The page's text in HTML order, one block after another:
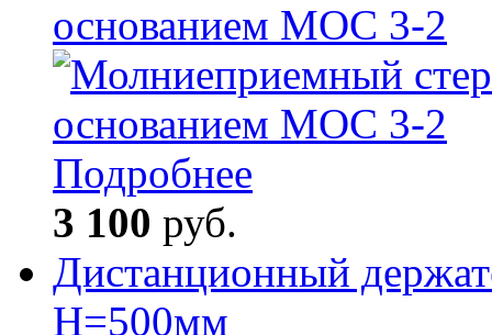
основанием МОС 3-2
Подробнее
3 100 руб.
Дистанционный
H=500мм